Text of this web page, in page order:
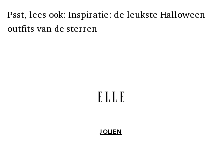
Psst, lees ook: Inspiratie: de leukste Halloween
outfits van de sterren
JOLIEN